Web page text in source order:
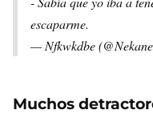
escaparme.
— Nfkwkdbe
Muchos